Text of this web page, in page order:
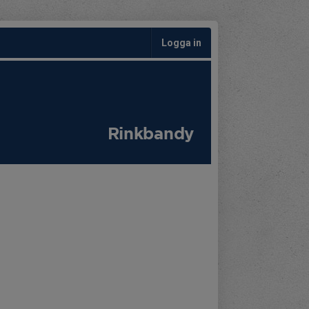
Logga in
Rinkbandy